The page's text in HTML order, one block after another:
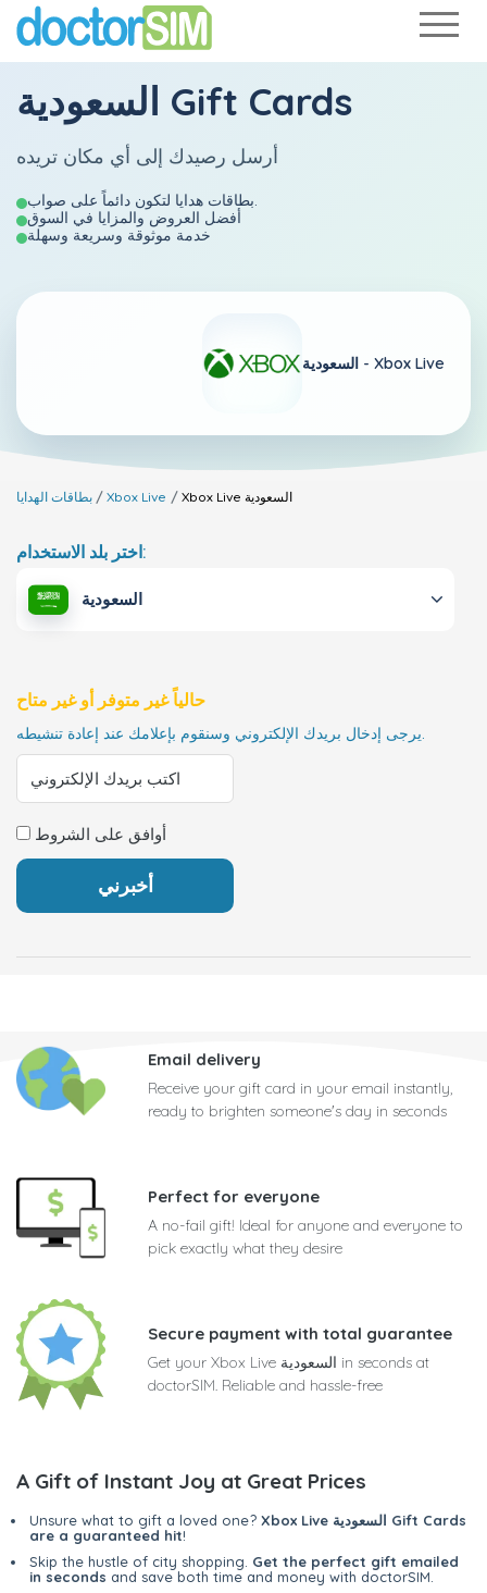
السعودية Gift Cards
أرسل رصيدك إلى أي مكان تريده
أفضل العروض والمزايا في السوق
خدمة موثوقة وسريعة وسهلة
السعودية - Xbox Live
بطاقات الهدايا Xbox Live Xbox Live السعودية
اختر بلد الاستخدام:
السعودية
حالياً غير متوفر أو غير متاح
يرجى إدخال بريدك الإلكتروني وسنقوم بإعلامك عند إعادة تنشيطه.
أوافق على الشروط
Email delivery
Receive your gift card in your email instantly,
ready to brighten someone's day in seconds
Perfect for everyone
A no-fail gift! Ideal for anyone and everyone to
pick exactly what they desire
Secure payment with total guarantee
Get your Xbox Live السعودية in seconds at
doctorSIM. Reliable and hassle-free
A Gift of Instant Joy at Great Prices
Unsure what to gift a loved one? Xbox Live السعودية Gift Cards
are a guaranteed hit!
Skip the hustle of city shopping. Get the perfect gift emailed
in seconds and save both time and money with doctorSIM.